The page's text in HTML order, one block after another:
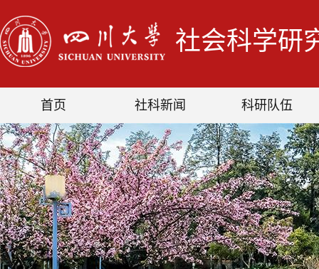
社会科学研
首页 社科新闻 科研队伍